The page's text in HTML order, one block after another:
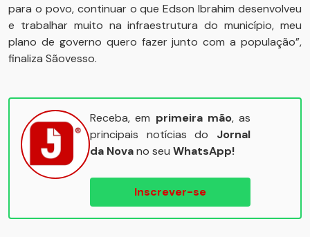
para o povo, continuar o que Edson Ibrahim desenvolveu
e trabalhar muito na infraestrutura do município, meu
plano de governo quero fazer junto com a população”,
finaliza Sãovesso.
Receba, em primeira mão, as
principais notícias do Jornal
da Novano seu WhatsApp!
Inscrever-se